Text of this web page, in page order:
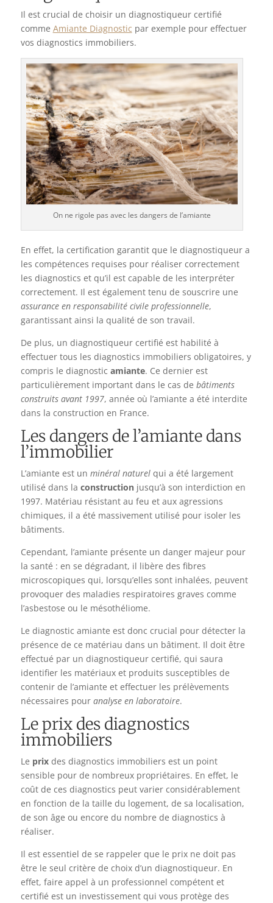
Il est crucial de choisir un diagnostiqueur certifié
comme Amiante Diagnostic par exemple pour effectuer
vos diagnostics immobiliers.
On ne rigole pas avec les dangers de l’amiante
En effet, la certification garantit que le diagnostiqueur a
les compétences requises pour réaliser correctement
les diagnostics et qu’il est capable de les interpréter
correctement. Il est également tenu de souscrire une
assurance en responsabilité civile professionnelle,
garantissant ainsi la qualité de son travail.
De plus, un diagnostiqueur certifié est habilité à
effectuer tous les diagnostics immobiliers obligatoires, y
compris le diagnostic amiante. Ce dernier est
particulièrement important dans le cas de bâtiments
construits avant 1997, année où l’amiante a été interdite
dans la construction en France.
Les dangers de l’amiante dans
l’immobilier
L’amiante est un minéral naturelqui a été largement
utilisé dans la constructionjusqu’à son interdiction en
1997. Matériau résistant au feu et aux agressions
chimiques, il a été massivement utilisé pour isoler les
bâtiments.
Cependant, l’amiante présente un danger majeur pour
la santé : en se dégradant, il libère des fibres
microscopiques qui, lorsqu’elles sont inhalées, peuvent
provoquer des maladies respiratoires graves comme
l’asbestose ou le mésothéliome.
Le diagnostic amiante est donc crucial pour détecter la
présence de ce matériau dans un bâtiment. Il doit être
effectué par un diagnostiqueur certifié, qui saura
identifier les matériaux et produits susceptibles de
contenir de l’amiante et effectuer les prélèvements
nécessaires pour analyse en laboratoire.
Le prix des diagnostics
immobiliers
Le prixdes diagnostics immobiliers est un point
sensible pour de nombreux propriétaires. En effet, le
coût de ces diagnostics peut varier considérablement
en fonction de la taille du logement, de sa localisation,
de son âge ou encore du nombre de diagnostics à
réaliser.
Il est essentiel de se rappeler que le prix ne doit pas
être le seul critère de choix d’un diagnostiqueur. En
effet, faire appel à un professionnel compétent et
certifié est un investissement qui vous protège des